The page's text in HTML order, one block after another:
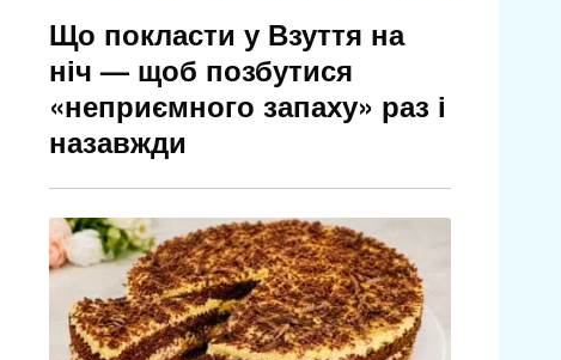
Що покласти у Взуття на
ніч — щоб позбутися
«неприємного запаху» раз і
назавжди